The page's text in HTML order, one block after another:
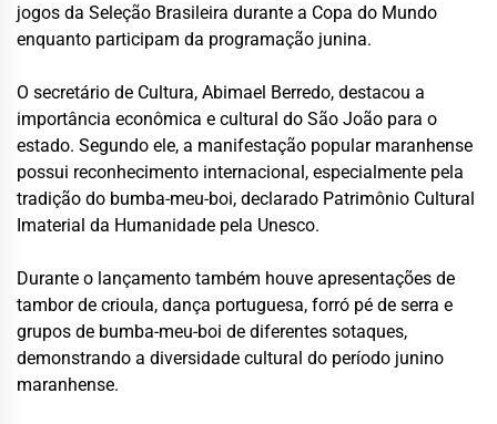
jogos da Seleção Brasileira durante a Copa do Mundo
enquanto participam da programação junina.
O secretário de Cultura, Abimael Berredo, destacou a
importância econômica e cultural do São João para o
estado. Segundo ele, a manifestação popular maranhense
possui reconhecimento internacional, especialmente pela
tradição do bumba-meu-boi, declarado Patrimônio Cultural
Imaterial da Humanidade pela Unesco.
Durante o lançamento também houve apresentações de
tambor de crioula, dança portuguesa, forró pé de serra e
grupos de bumba-meu-boi de diferentes sotaques,
demonstrando a diversidade cultural do período junino
maranhense.